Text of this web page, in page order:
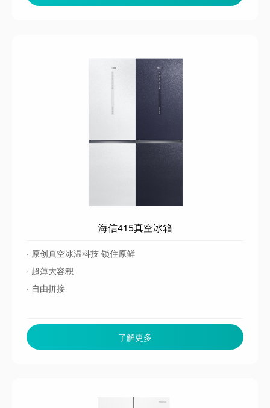
海信415真空冰箱
· 原创真空冰温科技 锁住原鲜
· 超薄大容积
· 自由拼接
了解更多